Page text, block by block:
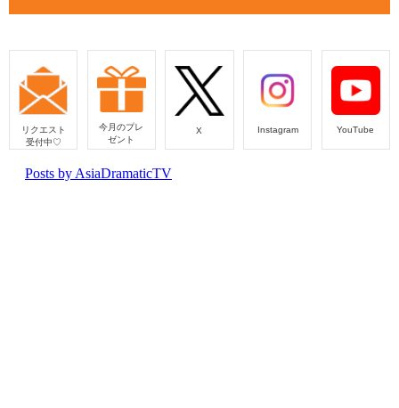
リクエスト
受付中♡
今月のプレ
ゼント
X Instagram YouTube